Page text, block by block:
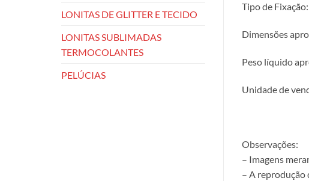
LONITAS DE GLITTER E TECIDO
LONITAS SUBLIMADAS
TERMOCOLANTES
PELÚCIAS
Tipo de
Dimensões
Peso líquido
Unidade de
Observações:
– Imagens
– A reprodução